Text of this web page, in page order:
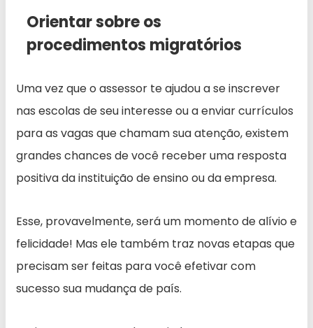
Orientar sobre os
procedimentos migratórios
Uma vez que o assessor te ajudou a se inscrever
nas escolas de seu interesse ou a enviar currículos
para as vagas que chamam sua atenção, existem
grandes chances de você receber uma resposta
positiva da instituição de ensino ou da empresa.
Esse, provavelmente, será um momento de alívio e
felicidade! Mas ele também traz novas etapas que
precisam ser feitas para você efetivar com
sucesso sua mudança de país.